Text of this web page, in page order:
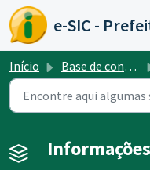
Ir para o conteúdo
Início Base de conhecimento